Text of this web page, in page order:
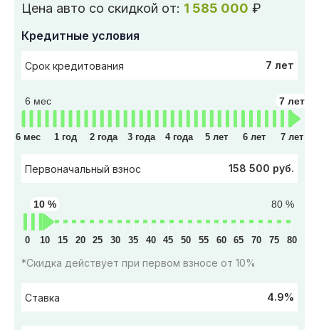
Цена авто со скидкой от: 1 585 000 ₽
Кредитные условия
Срок кредитования 7 лет
6 мес 7 лет
6 мес 1 год 2 года 3 года 4 года 5 лет 6 лет 7 лет
Первоначальный взнос 158 500 руб.
80 %
10 %
0 10 15 20 25 30 35 40 45 50 55 60 65 70 75 80
*Скидка действует при первом взносе от 10%
Ставка 4.9%